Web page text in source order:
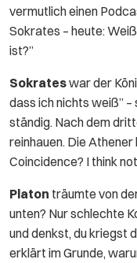
vermutlich einen
Sokrates – heute:
ist?”
Sokrateswar der
dass ich nichts weiß” –
ständig. Nach dem
reinhauen. Die
Coincidence? I think
Platon träumte von
unten? Nur schlechte
und denkst, du kriegst
erklärt im Grunde,